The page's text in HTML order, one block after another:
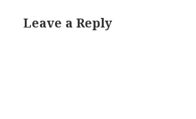
Leave a Reply